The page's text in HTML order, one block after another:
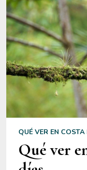
QUÉ VER EN COSTA
Qué ver